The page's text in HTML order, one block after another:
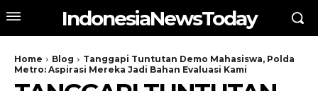
IndonesiaNewsToday
Home Blog
Tanggapi Tuntutan Demo Mahasiswa, Polda
Metro: Aspirasi Mereka Jadi Bahan Evaluasi Kami